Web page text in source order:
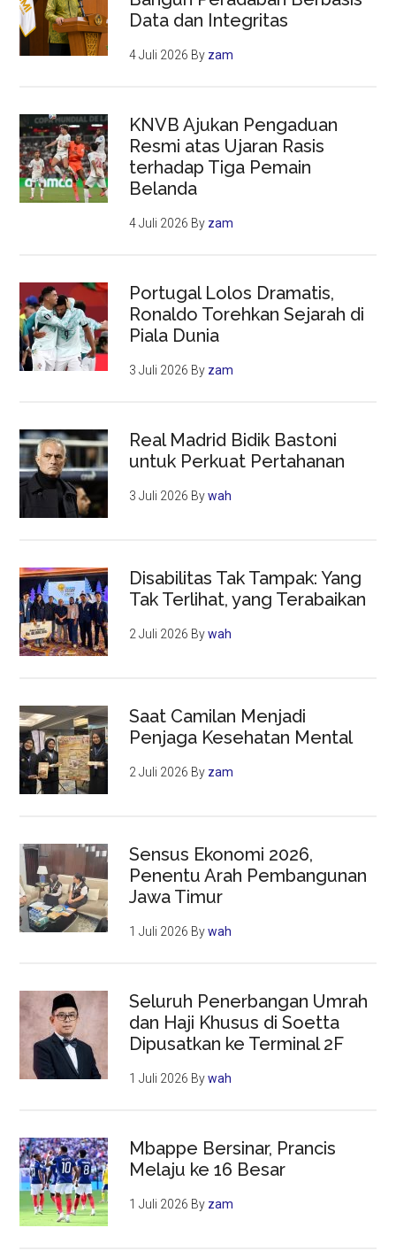
Data dan Integritas
4 Juli 2026 By zam
KNVB Ajukan Pengaduan
Resmi atas Ujaran Rasis
terhadap Tiga Pemain
Belanda
4 Juli 2026 By zam
Portugal Lolos Dramatis,
Ronaldo Torehkan Sejarah di
Piala Dunia
3 Juli 2026 By zam
Real Madrid Bidik Bastoni
untuk Perkuat Pertahanan
3 Juli 2026 Bywah
Disabilitas Tak Tampak: Yang
Tak Terlihat, yang Terabaikan
2 Juli 2026 Bywah
Saat Camilan Menjadi
Penjaga Kesehatan Mental
2 Juli 2026 By zam
Sensus Ekonomi 2026,
Penentu Arah Pembangunan
Jawa Timur
1 Juli 2026 Bywah
Seluruh Penerbangan Umrah
dan Haji Khusus di Soetta
Dipusatkan ke Terminal 2F
1 Juli 2026 Bywah
Mbappe Bersinar, Prancis
Melaju ke 16 Besar
1 Juli 2026 By zam